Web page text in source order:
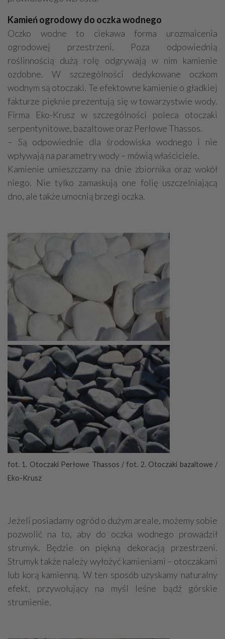
Kamień ogrodowy do oczka wodnego
Oczko wodne to ciekawa forma urozmaicenia
ogrodowej przestrzeni. Poza odpowiednią
roślinnością dużą rolę odgrywają w nim kamienie
ozdobne. W szczególności dedykowane oczkom
wodnym są otoczaki. Te efektowne kamienie o gładkiej
fakturze pięknie prezentują się w towarzystwie wody.
Firma Eko-Krusz w szczególności poleca otoczaki
serpentynitowe, bazaltowe oraz Perłowe Thassos.
– Są odpowiednie dla środowiska wodnego i nie
wpływają na parametry wody – mówią właściciele.
Kamienie umieszczamy na dnie zbiornika oraz wokół
niego. Nie tylko zamaskują one folię uszczelniającą
dno, ale także umocnią brzegi oczka.
fot. 1. Otoczaki Perłowe Thassos / fot. 2. Otoczaki bazaltowe /
Eko-Krusz
Jeżeli posiadamy ogród o dużym areale, możemy sobie
pozwolić na to, aby do oczka wodnego prowadził
strumyk. Będzie on piękną dekoracją przestrzeni.
Strumyk także należy wyłożyć kamieniami – otoczakami
lub korą kamienną. W ten sposób uzyskamy naturalny
efekt, przywołujący na myśl leśne bądź górskie
strumienie.